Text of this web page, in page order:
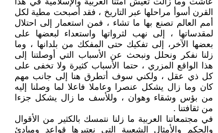
القرن أسوأ مراحلها عبر التاريخ ، فقد أصبحت مطية لكل
أمم العالم تصنع بها ما تشاء ، فمن استعمار إلى احتلال
لمقدساتها ، إلى نهب لثرواتها واستعداء لبعضها على
بعضها الآخر، إلى تفكيك حتى المفكك من بلدانها ، وما
زلنا نفكر ونحلل ونبحث عن الأسباب التي أوصلتنا إلى
هذا الواقع المزري ، حتما الأسباب كثيرة ولا تخفى على
كل ذي عقل ، ولكني سوف أتطرق هنا إلى جانب مهم
كان وما زال يشكل عنصرا وعاملا فاعلا لما وصلنا إليه
من بؤس وشقاء وهوان ، وللأسف ما زال يشكل جزءا
من ثقافتنا .
في مجتمعاتنا العربية ما زلنا نتمسك بالكثير من الأقوال
والحكم والأمثال الشعبية التي نعتبرها قواعد ومبادئ